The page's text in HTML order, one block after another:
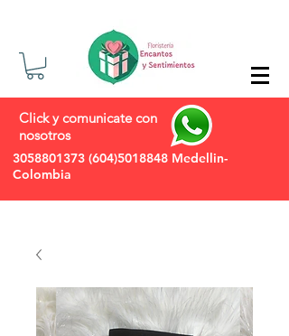
Click y comunicate con
nosotros
3058801373 (604)5018848 Medellin-
Colombia